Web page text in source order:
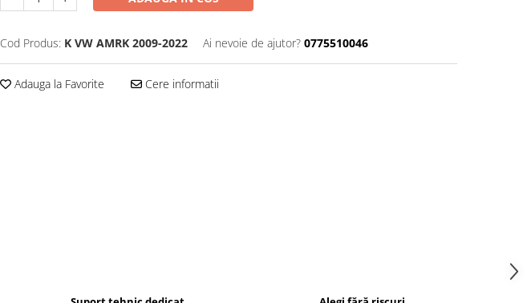
Cod Produs: K VW AMRK 2009-2022 Ai nevoie de ajutor? 0775510046
Adauga la Favorite Cere informatii